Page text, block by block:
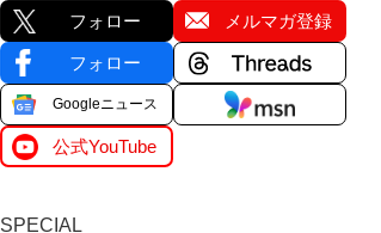
フォロー メルマガ登録
フォロー
Googleニュース
公式YouTube
SPECIAL